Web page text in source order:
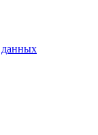
данных